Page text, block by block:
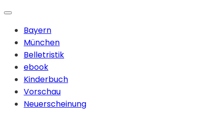
Bayern
München
Belletristik
ebook
Kinderbuch
Vorschau
Neuerscheinung